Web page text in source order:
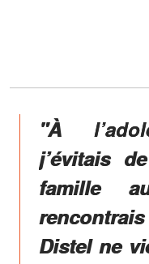
"À
j’évitais
famille
Distel ne